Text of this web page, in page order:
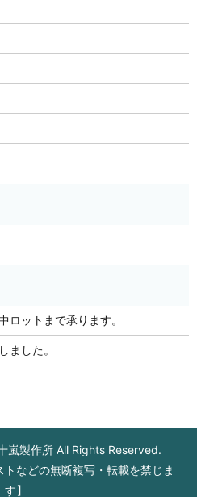
ロットまで承ります。
ました。
製作所 All Rights Reserved.
トなどの無断複写・転載を禁じま
す】